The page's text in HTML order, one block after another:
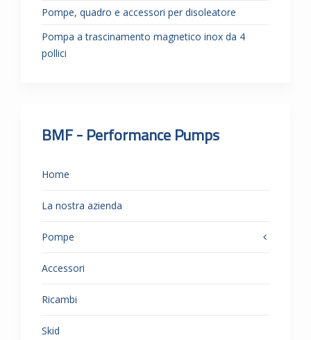
Pompe, quadro e accessori per disoleatore
Pompa a trascinamento magnetico inox da 4
pollici
BMF - Performance Pumps
Home
La nostra azienda
Pompe
Accessori
Ricambi
Skid